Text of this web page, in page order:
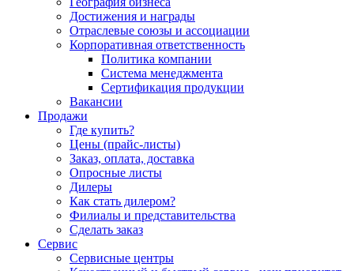
Достижения и награды
Отраслевые союзы и ассоциации
Корпоративная ответственность
Политика компании
Система менеджмента
Сертификация продукции
Вакансии
Продажи
Где купить?
Цены (прайс-листы)
Заказ, оплата, доставка
Опросные листы
Дилеры
Как стать дилером?
Филиалы и представительства
Сделать заказ
Сервис
Сервисные центры